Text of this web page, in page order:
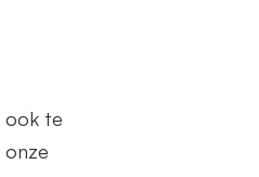
ook te
onze